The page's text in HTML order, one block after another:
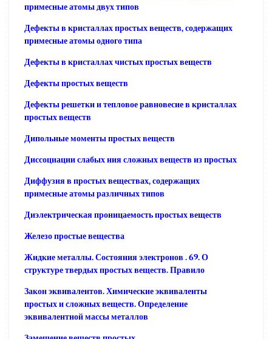
примесные атомы двух типов
Дефекты в кристаллах простых веществ, содержащих
примесные атомы одного типа
Дефекты в кристаллах чистых простых веществ
Дефекты простых веществ
Дефекты решетки и тепловое равновесие в кристаллах
простых веществ
Дипольные моменты простых веществ
Диссоциации слабых ния сложных веществ из простых
Диффузия в простых веществах, содержащих
примесные атомы различных типов
Диэлектрическая проницаемость простых веществ
Железо простые вещества
Жидкие металлы. Состояния электронов . 69. О
структуре твердых простых веществ. Правило
Закон эквивалентов. Химические эквиваленты
простых и сложных веществ. Определение
эквивалентной массы металлов